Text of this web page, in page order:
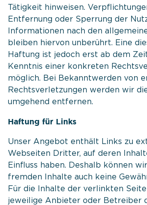
Tätigkeit hinweisen.
Entfernung oder Sperrung der
Informationen nach den
bleiben hiervon unberührt. Eine
Haftung ist jedoch erst ab dem
Kenntnis einer konkreten
möglich. Bei Bekanntwerden von
Rechtsverletzungen werden wir
umgehend entfernen.
Haftung für Links
Unser Angebot enthält Links zu
Webseiten Dritter, auf deren
Einfluss haben. Deshalb können
fremden Inhalte auch keine
Für die Inhalte der verlinkten
jeweilige Anbieter oder Betreiber